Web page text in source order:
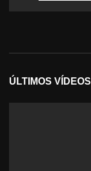
ÚLTIMOS VÍDEOS